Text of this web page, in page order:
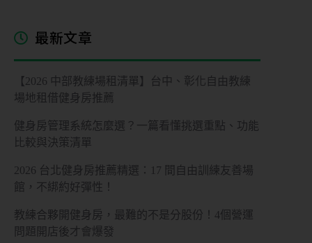
最新文章
【2026 中部教練場租清單】台中、彰化自由教練
場地租借健身房推薦
健身房管理系統怎麼選？一篇看懂挑選重點、功能
比較與決策清單
2026 台北健身房推薦精選：17 間自由訓練友善場
館，不綁約好彈性！
教練合夥開健身房，最難的不是分股份！4個營運
問題開店後才會爆發